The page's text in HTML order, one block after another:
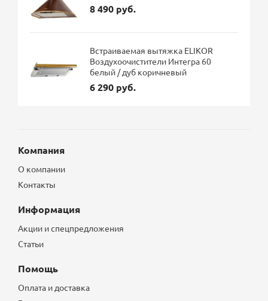
8 490 руб.
Встраиваемая вытяжка ELIKOR
Воздухоочистители Интегра 60
белый / дуб коричневый
6 290 руб.
Компания
О компании
Контакты
Информация
Акции и спецпредложения
Статьи
Помощь
Оплата и доставка